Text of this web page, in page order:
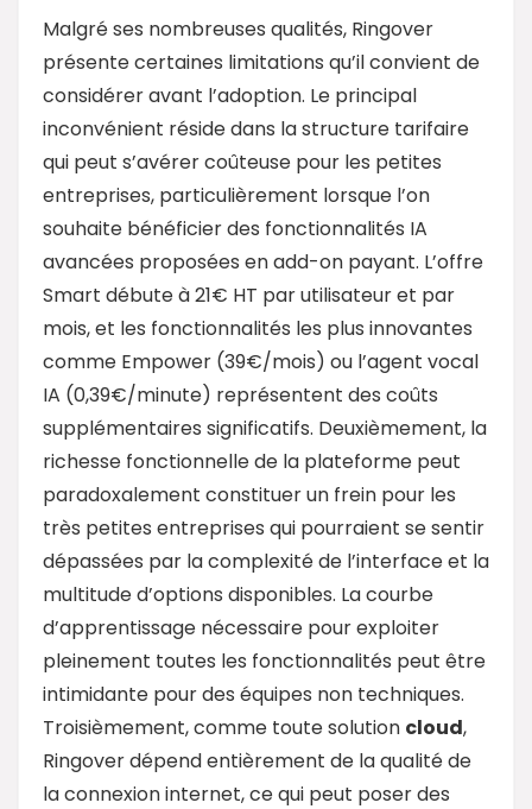
Malgré ses nombreuses qualités, Ringover
présente certaines limitations qu’il convient de
considérer avant l’adoption. Le principal
inconvénient réside dans la structure tarifaire
qui peut s’avérer coûteuse pour les petites
entreprises, particulièrement lorsque l’on
souhaite bénéficier des fonctionnalités IA
avancées proposées en add-on payant. L’offre
Smart débute à 21€ HT par utilisateur et par
mois, et les fonctionnalités les plus innovantes
comme Empower (39€/mois) ou l’agent vocal
IA (0,39€/minute) représentent des coûts
supplémentaires significatifs. Deuxièmement, la
richesse fonctionnelle de la plateforme peut
paradoxalement constituer un frein pour les
très petites entreprises qui pourraient se sentir
dépassées par la complexité de l’interface et la
multitude d’options disponibles. La courbe
d’apprentissage nécessaire pour exploiter
pleinement toutes les fonctionnalités peut être
intimidante pour des équipes non techniques.
Troisièmement, comme toute solution cloud,
Ringover dépend entièrement de la qualité de
la connexion internet, ce qui peut poser des